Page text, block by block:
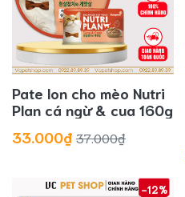
Pate lon cho mèo Nutri
Plan cá ngừ & cua 160g
33.000₫ 37.000₫
-12%